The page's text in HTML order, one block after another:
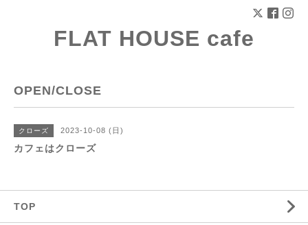
FLAT HOUSE cafe
OPEN/CLOSE
クローズ 2023-10-08 (日)
カフェはクローズ
TOP